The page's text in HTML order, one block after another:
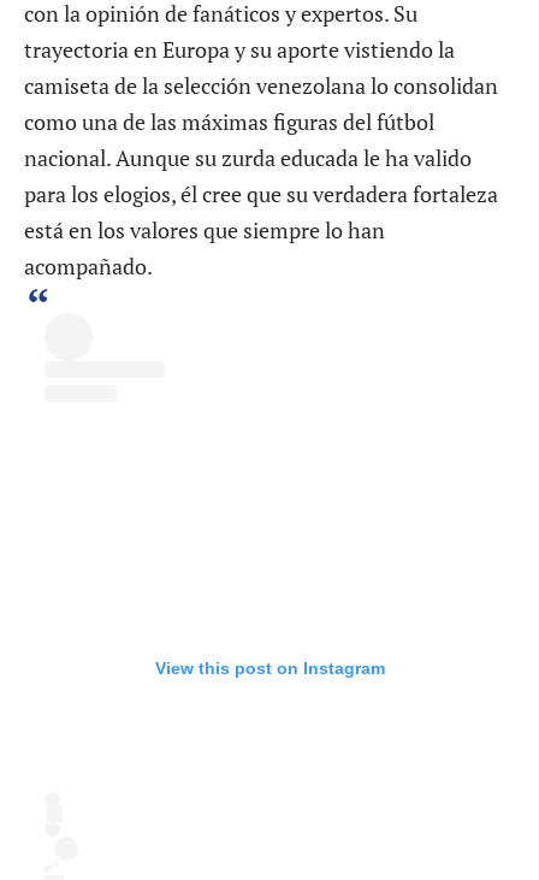
con la opinión de fanáticos y expertos. Su
trayectoria en Europa y su aporte vistiendo la
camiseta de la selección venezolana lo consolidan
como una de las máximas figuras del fútbol
nacional. Aunque su zurda educada le ha valido
para los elogios, él cree que su verdadera fortaleza
está en los valores que siempre lo han
acompañado.
View this post on Instagram